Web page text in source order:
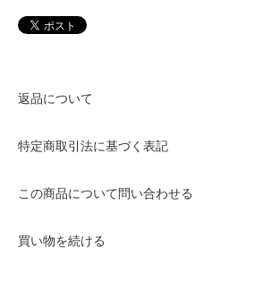
返品について
特定商取引法に基づく表記
この商品について問い合わせる
買い物を続ける